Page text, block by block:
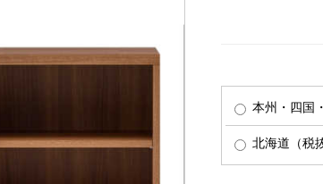
本州・四国
北海道（税